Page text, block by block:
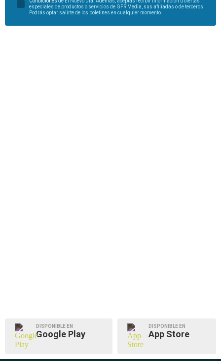
especiales de productos o servicios de GFR Media, sus afiliadas o de terceros.
Podrás optar salirte de los boletines en cualquier momento.
DISPONIBLE EN
Google Play
DISPONIBLE EN
App Store